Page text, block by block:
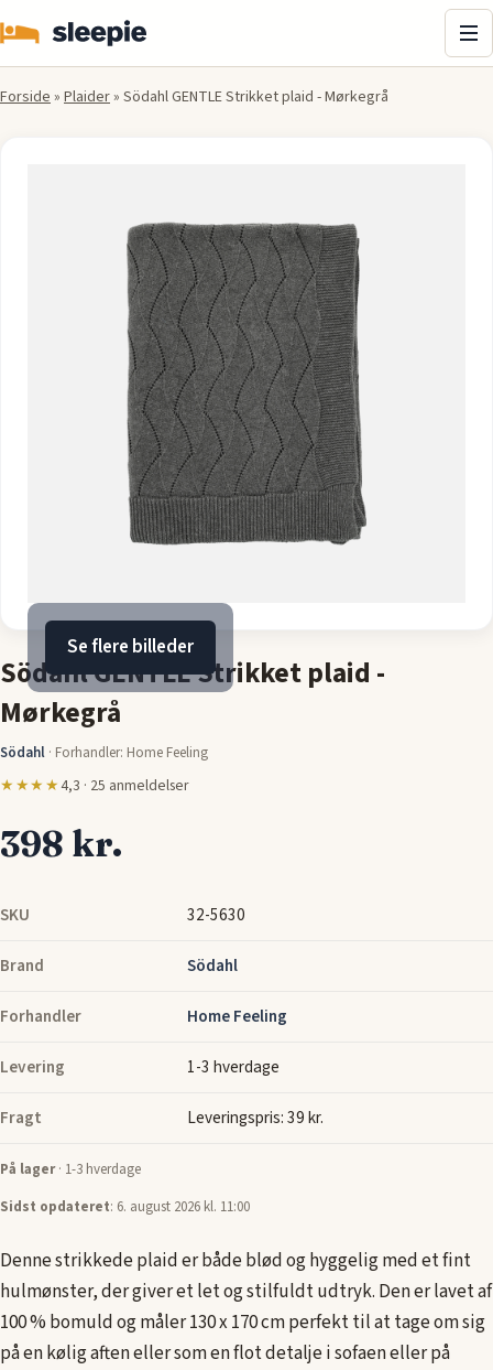
Forside» Plaider» Södahl GENTLE Strikket plaid - Mørkegrå
Se flere billeder
SKU 32-5630
Brand Södahl
Forhandler Home Feeling
Levering 1-3 hverdage
Fragt Leveringspris: 39 kr.
Södahl GENTLE Strikket plaid -
Mørkegrå
Södahl · Forhandler: Home Feeling
★★★★4,3 · 25 anmeldelser
398 kr.
På lager· 1-3 hverdage
Sidst opdateret: 6. august 2026 kl. 11:00
Denne strikkede plaid er både blød og hyggelig med et fint
hulmønster, der giver et let og stilfuldt udtryk. Den er lavet af
100 % bomuld og måler 130 x 170 cm perfekt til at tage om sig
på en kølig aften eller som en flot detalje i sofaen eller på